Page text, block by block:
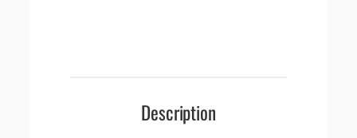
Description